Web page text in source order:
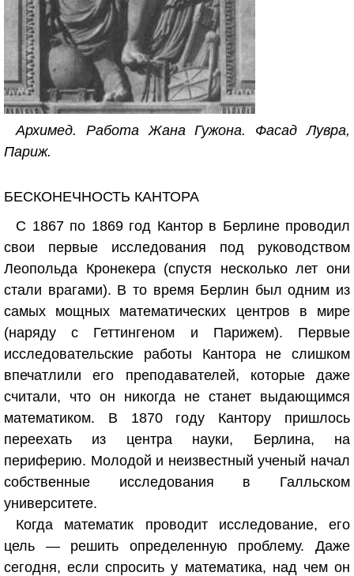
Архимед. Работа Жана Гужона. Фасад Лувра,
Париж.
БЕСКОНЕЧНОСТЬ КАНТОРА
С 1867 по 1869 год Кантор в Берлине проводил
свои первые исследования под руководством
Леопольда Кронекера (спустя несколько лет они
стали врагами). В то время Берлин был одним из
самых мощных математических центров в мире
(наряду с Геттингеном и Парижем). Первые
исследовательские работы Кантора не слишком
впечатлили его преподавателей, которые даже
считали, что он никогда не станет выдающимся
математиком. В 1870 году Кантору пришлось
переехать из центра науки, Берлина, на
периферию. Молодой и неизвестный ученый начал
собственные исследования в Галльском
университете.
Когда математик проводит исследование, его
цель — решить определенную проблему. Даже
сегодня, если спросить у математика, над чем он